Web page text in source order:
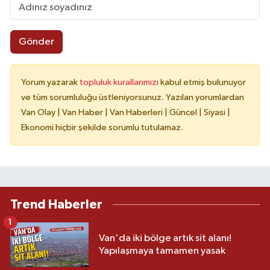
Gönder
Yorum yazarak topluluk kurallarımızı kabul etmiş bulunuyor
ve tüm sorumluluğu üstleniyorsunuz. Yazılan yorumlardan
Van Olay | Van Haber | Van Haberleri | Güncel | Siyasi |
Ekonomi hiçbir şekilde sorumlu tutulamaz.
Trend Haberler
Van'da iki bölge artık sit alanı!
Yapılaşmaya tamamen yasak
1